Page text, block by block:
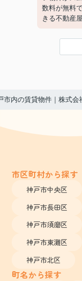
数料が無料
きる不動産
市内の賃貸物件｜株式会
市区町村から探す
神戸市中央区
神戸市長田区
神戸市須磨区
神戸市東灘区
神戸市北区
町名から探す